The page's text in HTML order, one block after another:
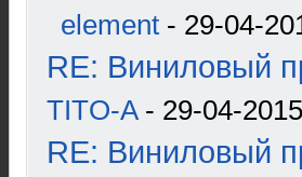
element - 29-04-
RE: Виниловый
TITO-A- 29-04-
RE: Виниловый